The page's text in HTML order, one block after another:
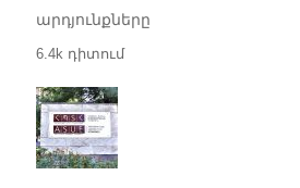
արդյունքները
6.4k դիտում